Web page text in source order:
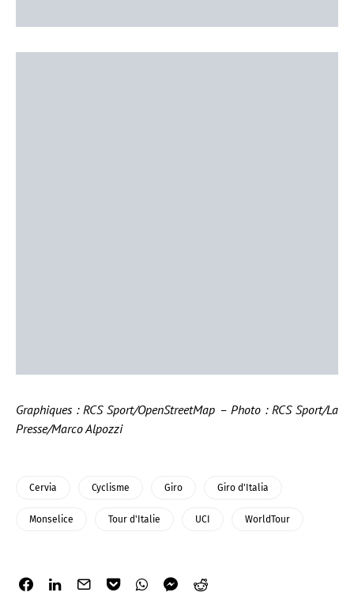
Graphiques : RCS Sport/OpenStreetMap – Photo : RCS Sport/La
Presse/Marco Alpozzi
Cervia Cyclisme Giro Giro d'Italia
Monselice Tour d'Italie UCI WorldTour